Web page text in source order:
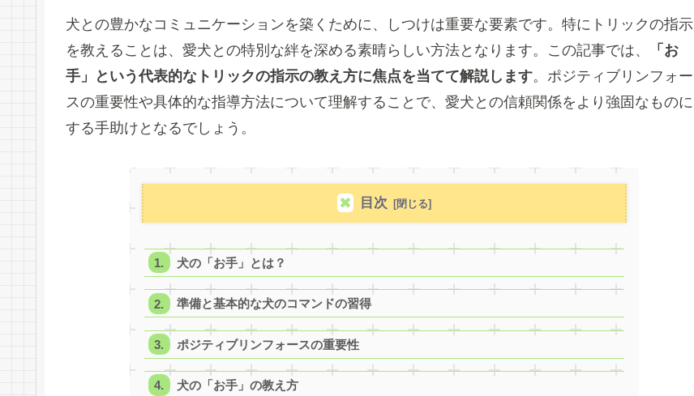
犬との豊かなコミュニケーションを築くために、しつけは重要な要素です。特にトリックの指示
を教えることは、愛犬との特別な絆を深める素晴らしい方法となります。この記事では、
「お
手」という代表的なトリックの指示の教え方に焦点を当てて解説します。ポジティブリンフォー
スの重要性や具体的な指導方法について理解することで、愛犬との信頼関係をより強固なものに
する手助けとなるでしょう。
目次
犬の「お手」とは？
準備と基本的な犬のコマンドの習得
ポジティブリンフォースの重要性
犬の「お手」の教え方